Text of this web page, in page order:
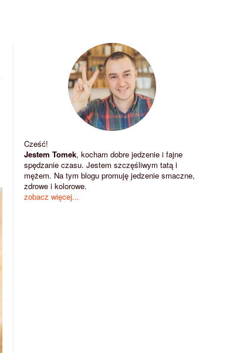
Cześć!
Jestem Tomek, kocham dobre jedzenie i fajne
spędzanie czasu. Jestem szczęśliwym tatą i
mężem. Na tym blogu promuję jedzenie smaczne,
zdrowe i kolorowe.
zobacz więcej...